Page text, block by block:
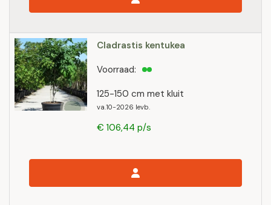
Cladrastis kentukea
125-150 cm met kluit
va.10-2026 levb.
Voorraad:
€ 106,44 p/s